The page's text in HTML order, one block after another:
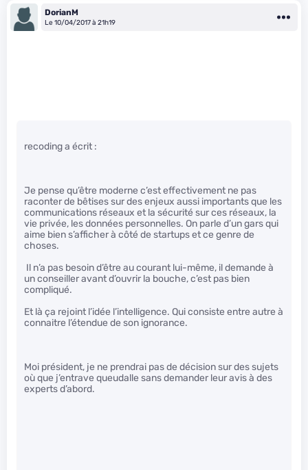
DorianM
Le 10/04/2017 à 21h19
recoding a écrit :
Je pense qu’être moderne c’est effectivement ne pas
raconter de bêtises sur des enjeux aussi importants que les
communications réseaux et la sécurité sur ces réseaux, la
vie privée, les données personnelles. On parle d’un gars qui
aime bien s’afficher à côté de startups et ce genre de
choses.
Il n’a pas besoin d’être au courant lui-même, il demande à
un conseiller avant d’ouvrir la bouche, c’est pas bien
compliqué.
Et là ça rejoint l’idée l’intelligence. Qui consiste entre autre à
connaitre l’étendue de son ignorance.
Moi président, je ne prendrai pas de décision sur des sujets
où que j’entrave queudalle sans demander leur avis à des
experts d’abord.